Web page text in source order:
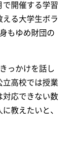
で開催する学習
る大学生ボラ
もゆめ財団の
っかけを話し
立高校では授業
対応できない数
教えたいと、